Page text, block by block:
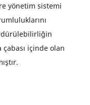
yönetim sistemi
içinde olan